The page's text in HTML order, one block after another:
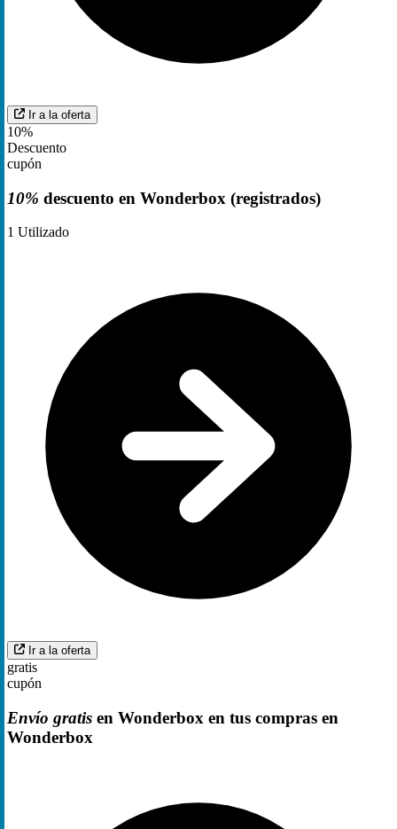
Ir a la oferta
10%
Descuento
cupón
10% descuento en Wonderbox (registrados)
1 Utilizado
Ir a la oferta
gratis
cupón
Envío gratis en Wonderbox en tus compras en
Wonderbox